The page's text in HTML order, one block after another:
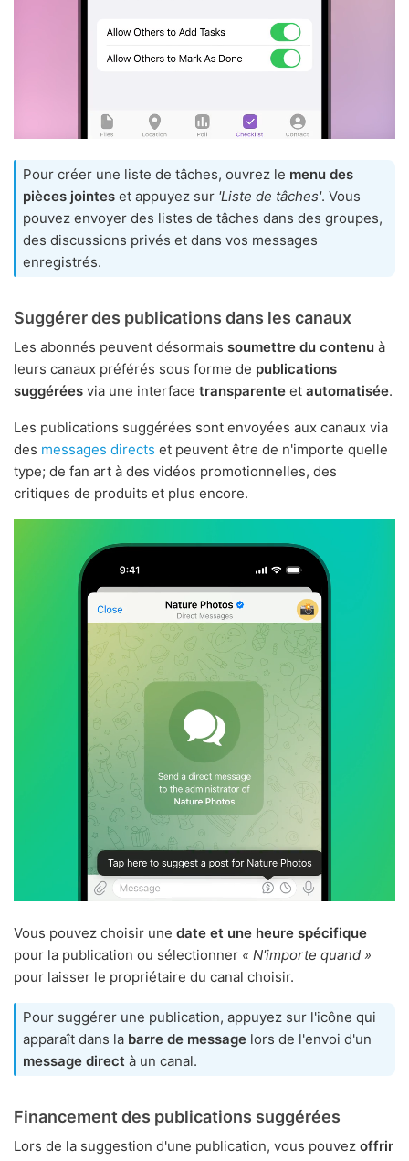
Pour créer une liste de tâches, ouvrez le menu des
pièces jointes et appuyez sur 'Liste de tâches'. Vous
pouvez envoyer des listes de tâches dans des groupes,
des discussions privés et dans vos messages
enregistrés.
Suggérer des publications dans les canaux
Les abonnés peuvent désormais soumettre du contenu à
leurs canaux préférés sous forme de publications
suggérées via une interface transparente et automatisée.
Les publications suggérées sont envoyées aux canaux via
des messages directs et peuvent être de n'importe quelle
type; de fan art à des vidéos promotionnelles, des
critiques de produits et plus encore.
Vous pouvez choisir une date et une heure spécifique
pour la publication ou sélectionner « N'importe quand »
pour laisser le propriétaire du canal choisir.
Pour suggérer une publication, appuyez sur l'icône qui
apparaît dans la barre de message lors de l'envoi d'un
message direct à un canal.
Financement des publications suggérées
Lors de la suggestion d'une publication, vous pouvez offrir